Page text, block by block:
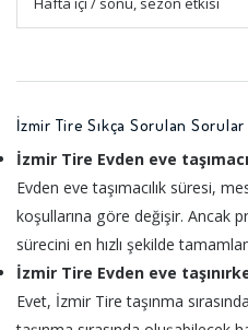
İzmir Tire Sıkça Sorulan Sorular
İzmir Tire Evden eve
Evden eve taşımacılık süresi,
koşullarına göre değişir. Ancak
sürecini en hızlı şekilde
İzmir Tire Evden eve
Evet, İzmir Tire taşınma